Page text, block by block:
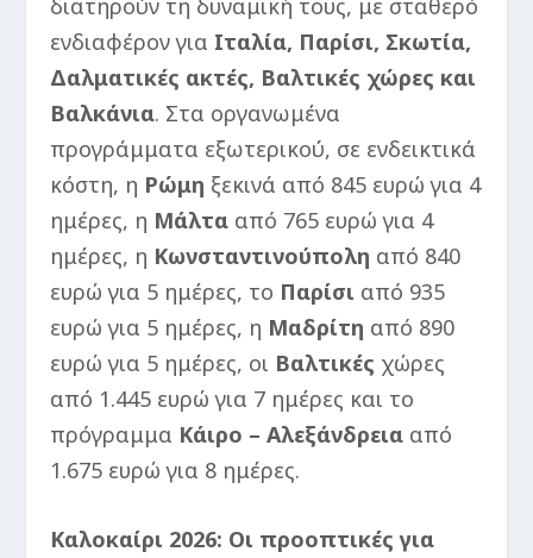
ενδιαφέρον για Ιταλία, Παρίσι, Σκωτία,
Δαλματικές ακτές, Βαλτικές χώρες και
Βαλκάνια. Στα οργανωμένα
προγράμματα εξωτερικού, σε ενδεικτικά
κόστη, η Ρώμη ξεκινά από 845 ευρώ για 4
ημέρες, η Μάλτα από 765 ευρώ για 4
ημέρες, η Κωνσταντινούπολη από 840
ευρώ για 5 ημέρες, το Παρίσι από 935
ευρώ για 5 ημέρες, η Μαδρίτη από 890
ευρώ για 5 ημέρες, οι Βαλτικές χώρες
από 1.445 ευρώ για 7 ημέρες και το
πρόγραμμα Κάιρο – Αλεξάνδρεια από
1.675 ευρώ για 8 ημέρες.
Καλοκαίρι 2026: Οι προοπτικές για